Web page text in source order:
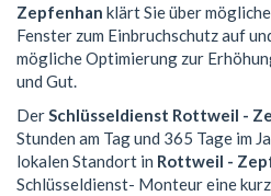
Zepfenhan klärt Sie über
Fenster zum Einbruchschutz auf
mögliche Optimierung zur
und Gut.
DerSchlüsseldienst Rottweil -
Stunden am Tag und 365 Tage im
lokalen Standort in Rottweil -
Schlüsseldienst- Monteur eine